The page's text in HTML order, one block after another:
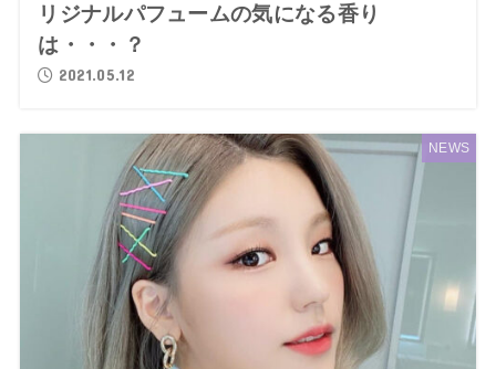
リジナルパフュームの気になる香り
は・・・？
2021.05.12
NEWS